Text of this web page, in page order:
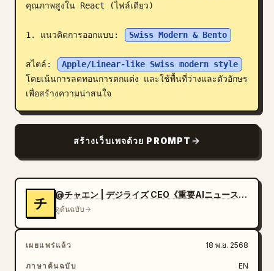
คุณภาพสูงใน React (ไฟล์เดียว)
1. แนวคิดการออกแบบ: Swiss Modern & Bento
สไตล์:
Apple/Linear-like Swiss modern style
โดยเน้นการลดทอนการตกแต่ง และใช้พื้นที่ว่างและตัวอักษร
เพื่อสร้างความน่าสนใจ
สร้างเว็บเพจด้วย PROMPT
チ
@チャエン | デジライズ CEO《重要AIニュースを毎日最速で発信⚡️》
ดูต้นฉบับ
เผยแพร่แล้ว 18 พ.ย. 2568
ภาษาต้นฉบับ EN